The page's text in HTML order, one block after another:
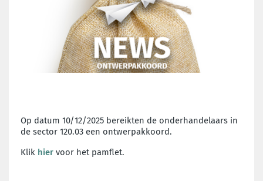
Op datum 10/12/2025 bereikten de onderhandelaars in
de sector 120.03 een ontwerpakkoord.
Klik hier voor het pamflet.